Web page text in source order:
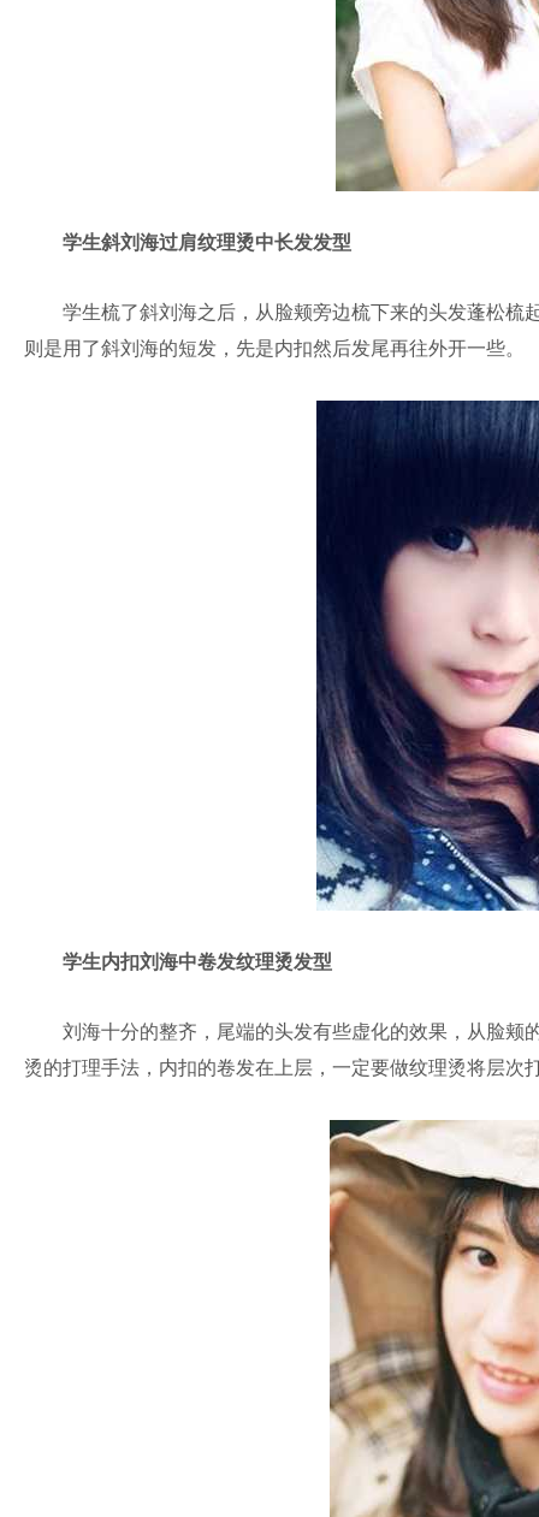
学生斜刘海过肩纹理烫中长发发型
学生梳了斜刘海之后，从脸颊旁边梳下来的头发蓬松梳
则是用了斜刘海的短发，先是内扣然后发尾再往外开一些。
学生内扣刘海中卷发纹理烫发型
刘海十分的整齐，尾端的头发有些虚化的效果，从脸颊
烫的打理手法，内扣的卷发在上层，一定要做纹理烫将层次